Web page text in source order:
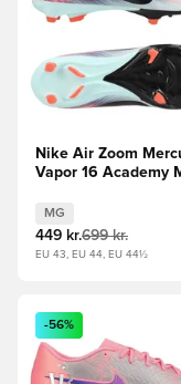
Nike Air Zoom
Vapor 16 Academy
MG
449 kr.699 kr.
EU 43, EU 44, EU 44½
Åbner en Modal til
-56%